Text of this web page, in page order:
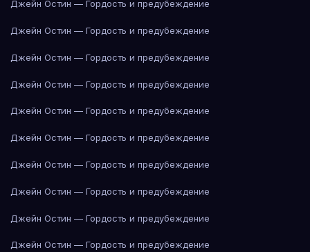
Джейн Остин — Гордость и предубеждение
Джейн Остин — Гордость и предубеждение
Джейн Остин — Гордость и предубеждение
Джейн Остин — Гордость и предубеждение
Джейн Остин — Гордость и предубеждение
Джейн Остин — Гордость и предубеждение
Джейн Остин — Гордость и предубеждение
Джейн Остин — Гордость и предубеждение
Джейн Остин — Гордость и предубеждение
Джейн Остин — Гордость и предубеждение